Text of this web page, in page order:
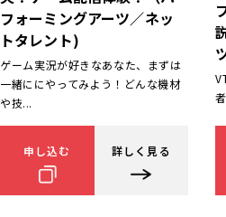
フォーミングアーツ／ネッ
トタレント)
ゲーム実況が好きなあなた、まずは
一緒ににやってみよう！どんな機材
や技...
申し込む 詳しく見る